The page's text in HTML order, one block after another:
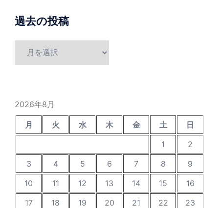
過去の投稿
2026年8月
月 火 水 木 金 土
日
1
2
3
4 5 6 7 8
9
10
11 12 13 14 15
16
17
18 19 20 21 22
23